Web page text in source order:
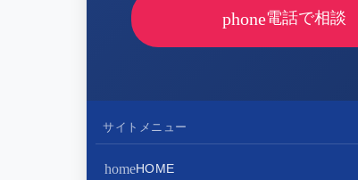
phone電話で相談
サイトメニュー
homeHOME